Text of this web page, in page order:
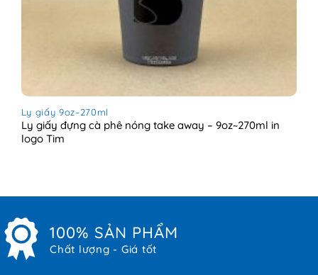
Ly giấy 9oz~270ml
Ly giấy đựng cà phê nóng take away – 9oz~270ml in
logo Tim
100% SẢN PHẨM
Chất lượng - Giá tốt